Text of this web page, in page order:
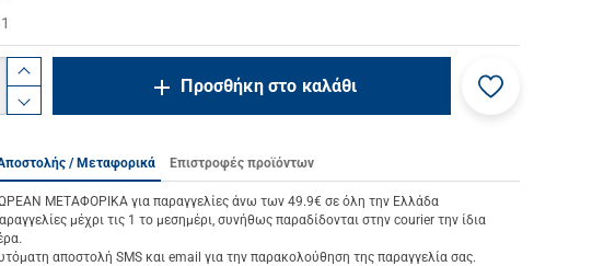
product.increase.quantity
product.decrease.quantity
Προσθήκη στο καλάθι
Προσθήκη
/ Μεταφορικά Επιστροφές προϊόντων
ΜΕΤΑΦΟΡΙΚΑ για παραγγελίες άνω των 49.9€ σε όλη την Ελλάδα
μέχρι τις 1 το μεσημέρι, συνήθως παραδίδονται στην courier την ίδια
αποστολή SMS και email για την παρακολούθηση της παραγγελία σας.